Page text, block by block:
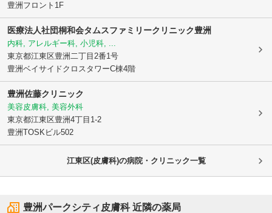
豊洲フロント1F
医療法人社団桐和会タムスファミリークリニック豊洲
内科, アレルギー科, 小児科, ...
東京都江東区豊洲二丁目2番1号
豊洲ベイサイドクロスタワーC棟4階
豊洲佐藤クリニック
美容皮膚科, 美容外科
東京都江東区豊洲4丁目1-2
豊洲TOSKビル502
江東区(皮膚科)の病院・クリニック一覧
豊洲パークシティ皮膚科近隣の薬局